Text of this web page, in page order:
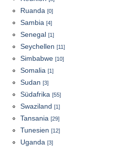
Ruanda [0]
Sambia [4]
Senegal [1]
Seychellen [11]
Simbabwe [10]
Somalia [1]
Sudan [3]
Südafrika [55]
Swaziland [1]
Tansania [29]
Tunesien [12]
Uganda [3]